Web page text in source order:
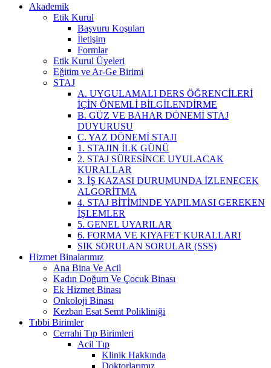
Akademik
Etik Kurul
Başvuru Koşuları
İletişim
Formlar
Etik Kurul Üyeleri
Eğitim ve Ar-Ge Birimi
STAJ
A. UYGULAMALI DERS ÖĞRENCİLERİ
İÇİN ÖNEMLİ BİLGİLENDİRME
B. GÜZ VE BAHAR DÖNEMİ STAJ
DUYURUSU
C. YAZ DÖNEMİ STAJI
1. STAJIN İLK GÜNÜ
2. STAJ SÜRESİNCE UYULACAK
KURALLAR
3. İŞ KAZASI DURUMUNDA İZLENECEK
ALGORİTMA
4. STAJ BİTİMİNDE YAPILMASI GEREKEN
İŞLEMLER
5. GENEL UYARILAR
6. FORMA VE KIYAFET KURALLARI
SIK SORULAN SORULAR (SSS)
Hizmet Binalarımız
Ana Bina Ve Acil
Kadın Doğum Ve Çocuk Binası
Ek Hizmet Binası
Onkoloji Binası
Kezban Esat Semt Polikliniği
Tıbbi Birimler
Cerrahi Tıp Birimleri
Acil Tıp
Klinik Hakkında
Doktorlarımız